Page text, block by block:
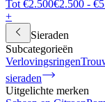
Tot €2.500€2.500 -
+
Sieraden
Subcategorieën
Verlovingsringen
sieraden
Uitgelichte merken